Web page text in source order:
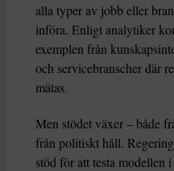
alla typer av jobb eller
införa. Enligt analytiker
exemplen från
och servicebranscher där
mätas.
Men stödet växer – både
från politiskt håll.
stöd för att testa modellen